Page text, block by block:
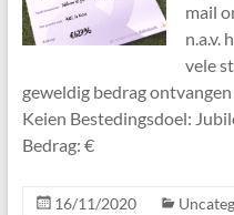
mail
n.a.v.
vele
geweldig bedrag
Keien Bestedingsdoel:
Bedrag: €
16/11/2020